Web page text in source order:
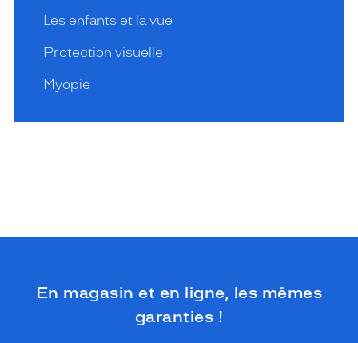
Les enfants et la vue
Protection visuelle
Myopie
En magasin et en ligne, les mêmes
garanties !